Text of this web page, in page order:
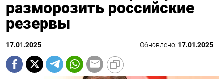
разморозить российские
резервы
17.01.2025 Обновлено: 17.01.2025